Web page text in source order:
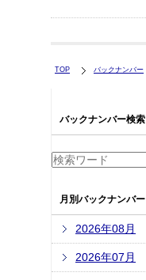
TOP バックナンバー
バックナンバー検索
月別バックナンバー
2026年08月
2026年07月